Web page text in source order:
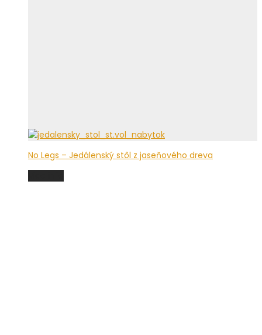
No Legs – Jedálenský stôl z jaseňového dreva